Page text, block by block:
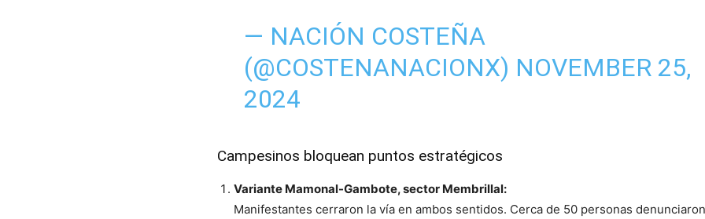
— NACIÓN COSTEÑA
(@COSTENANACIONX) NOVEMBER 25,
2024
Campesinos bloquean puntos estratégicos
Variante Mamonal-Gambote, sector Membrillal:
Manifestantes cerraron la vía en ambos sentidos. Cerca de 50 personas denunciaron